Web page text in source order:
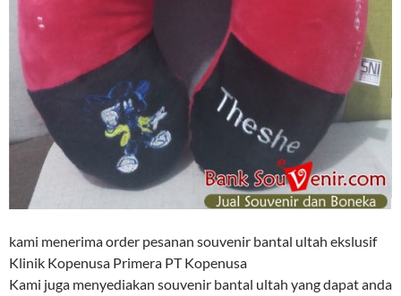
kami menerima order pesanan souvenir bantal ultah ekslusif
Klinik Kopenusa Primera PT Kopenusa
Kami juga menyediakan souvenir bantal ultah yang dapat anda